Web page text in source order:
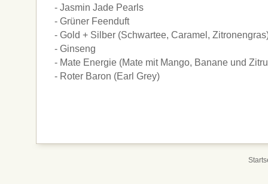
- Jasmin Jade Pearls
- Grüner Feenduft
- Gold + Silber (Schwartee, Caramel,
- Ginseng
- Mate Energie (Mate mit Mango, Banane und
- Roter Baron (Earl Grey)